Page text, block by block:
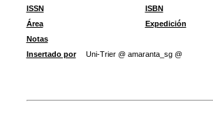
ISSN
ISBN
Área
Expedición
Notas
Insertado por
Uni-Trier @ amaranta_sg @